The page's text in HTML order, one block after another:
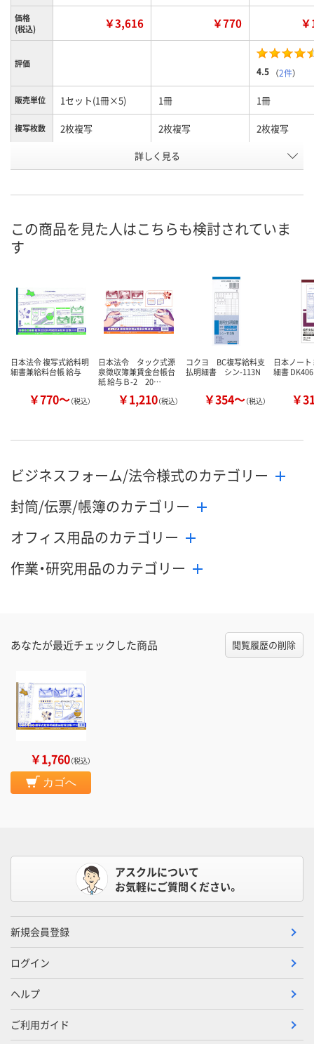
価格
(税込)
￥3,616 ￥770
評価
4.5 （2件）
販売単位 1セット(1冊×5) 1冊 1冊
複写枚数 2枚複写 2枚複写 2枚複写
671060
8月11日（火）
カゴへ カ
詳しく見る
この商品を見た人はこちらも検討されていま
す
日本法令 複写式給料明
細書兼給料台帳 給与
￥770～（税込）
日本法令 タック式源
泉徴収簿兼賃金台帳台
紙 給与Ｂ-2 20…
￥1,210（税込）
コクヨ BC複写給料支
払明細書 シン-113N
￥354～（税込）
日本ノー
細書 DK406
￥
ビジネスフォーム/法令様式のカテゴリー
封筒/伝票/帳簿のカテゴリー
オフィス用品のカテゴリー
作業・研究用品のカテゴリー
あなたが最近チェックした商品 閲覧履歴の削除
￥1,760（税込）
カゴへ
アスクルについて
お気軽にご質問ください。
新規会員登録
ログイン
ヘルプ
ご利用ガイド